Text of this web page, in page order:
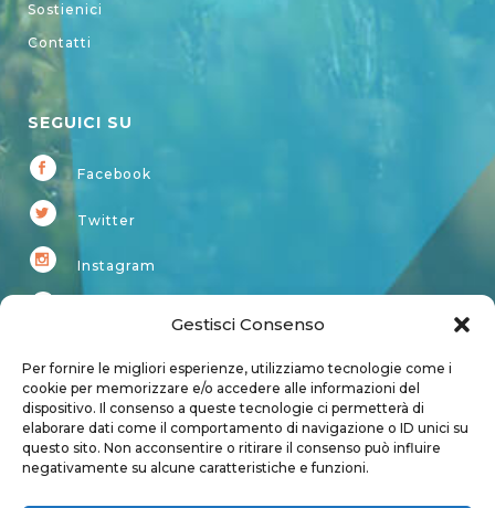
Gestisci Consenso
Per fornire le migliori esperienze, utilizziamo tecnologie come i
cookie per memorizzare e/o accedere alle informazioni del
dispositivo. Il consenso a queste tecnologie ci permetterà di
elaborare dati come il comportamento di navigazione o ID unici su
questo sito. Non acconsentire o ritirare il consenso può influire
negativamente su alcune caratteristiche e funzioni.
Sostienici
Contatti
SEGUICI SU
Facebook
Twitter
Instagram
Account
Login